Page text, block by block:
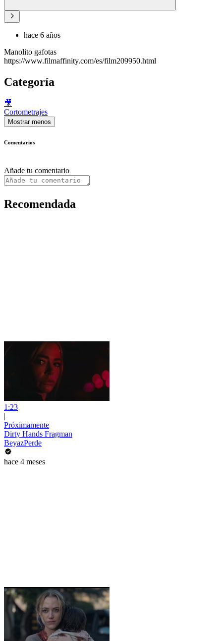
hace 6 años
Manolito gafotas
https://www.filmaffinity.com/es/film209950.html
Categoría
🎥
Cortometrajes
Mostrar menos
Comentarios
Añade tu comentario
Recomendada
1:23
|
Próximamente
Dirty Hands Fragman
BeyazPerde
hace 4 meses